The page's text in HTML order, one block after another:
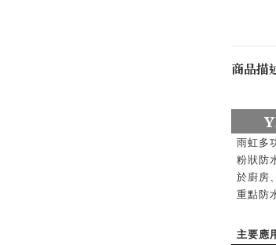
商品描
Y
雨虹多
粉狀防
於廚房
重點防
主要應